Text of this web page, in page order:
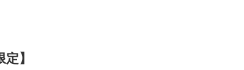
】